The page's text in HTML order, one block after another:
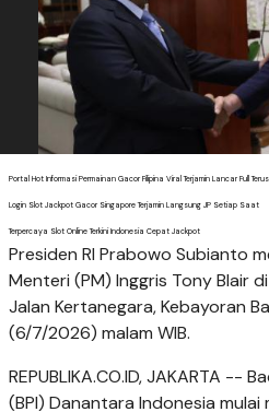
Portal Hot Informasi Permainan Gacor Filipina Viral Terjamin Lancar Full Terus
Login Slot Jackpot Gacor Singapore Terjamin Langsung JP Setiap Saat
Terpercaya Slot Online Terkini Indonesia Cepat Jackpot
Presiden RI Prabowo Subianto
Menteri (PM) Inggris Tony Blair
Jalan Kertanegara, Kebayoran
(6/7/2026) malam WIB.
REPUBLIKA.CO.ID, JAKARTA --
(BPI) Danantara Indonesia